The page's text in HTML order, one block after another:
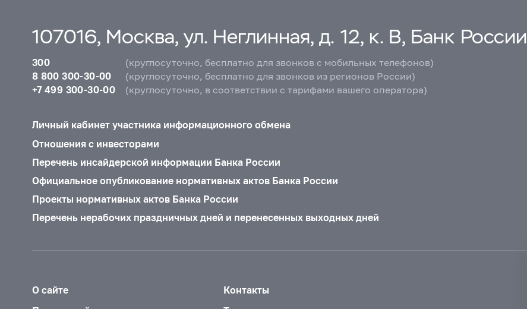
107016, Москва, ул. Неглинная, д. 12, к. В, Банк России
300
(круглосуточно, бесплатно для звонков с мобильных телефонов)
8 800 300-30-00
(круглосуточно, бесплатно для звонков из регионов России)
+7 499 300-30-00
(круглосуточно, в соответствии с тарифами вашего оператора)
Личный кабинет участника информационного обмена
Отношения с инвесторами
Перечень инсайдерской информации Банка России
Официальное опубликование нормативных актов Банка России
Проекты нормативных актов Банка России
Перечень нерабочих праздничных дней и перенесенных выходных дней
О сайте
Контакты